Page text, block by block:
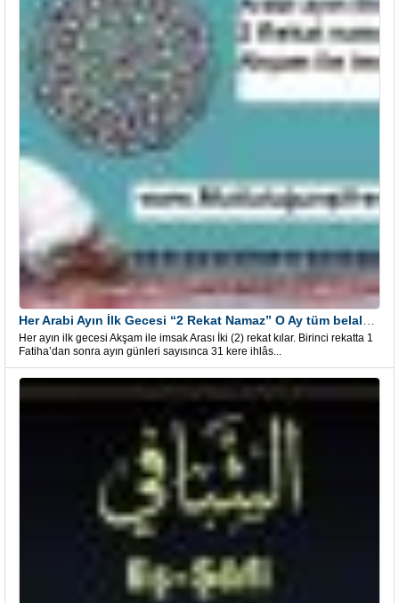
Her ayın ilk gecesi Akşam ile imsak Arası İki (2) rekat kılar. Birinci rekatta 1
Fatiha’dan sonra ayın günleri sayısınca 31 kere ihlâs...